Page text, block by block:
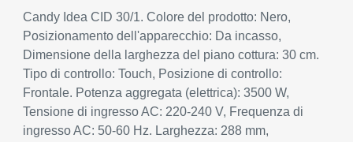
Candy Idea CID 30/1. Colore del prodotto: Nero,
Posizionamento dell'apparecchio: Da incasso,
Dimensione della larghezza del piano cottura: 30 cm.
Tipo di controllo: Touch, Posizione di controllo:
Frontale. Potenza aggregata (elettrica): 3500 W,
Tensione di ingresso AC: 220-240 V, Frequenza di
ingresso AC: 50-60 Hz. Larghezza: 288 mm,